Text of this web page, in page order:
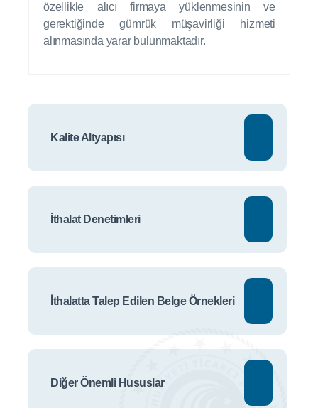
Kalite Altyapısı
İthalat Denetimleri
İthalatta Talep Edilen Belge Örnekleri
Diğer Önemli Hususlar
özellikle alıcı firmaya yüklenmesinin ve
gerektiğinde gümrük müşavirliği hizmeti
alınmasında yarar bulunmaktadır.